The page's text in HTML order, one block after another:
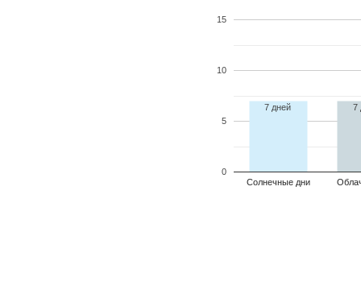
Солнечные дни
0
5
10
15
7 дней 7